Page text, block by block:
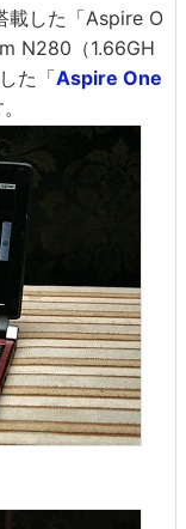
載した「Aspire O
N280（1.66GH
た「Aspire One